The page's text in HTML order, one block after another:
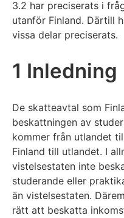
3.2 har preciserats i
utanför Finland. Därtill
vissa delar preciserats.
1 Inledning
De skatteavtal som
beskattningen av
kommer från utlandet
Finland till utlandet. I
vistelsestaten inte
studerande eller
än vistelsestaten.
rätt att beskatta